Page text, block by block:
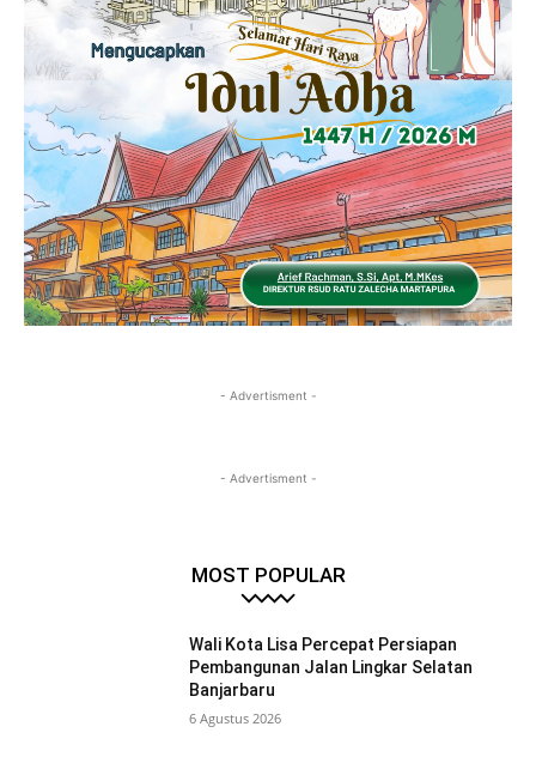
- Advertisment -
- Advertisment -
MOST POPULAR
Wali Kota Lisa Percepat Persiapan
Pembangunan Jalan Lingkar Selatan
Banjarbaru
6 Agustus 2026